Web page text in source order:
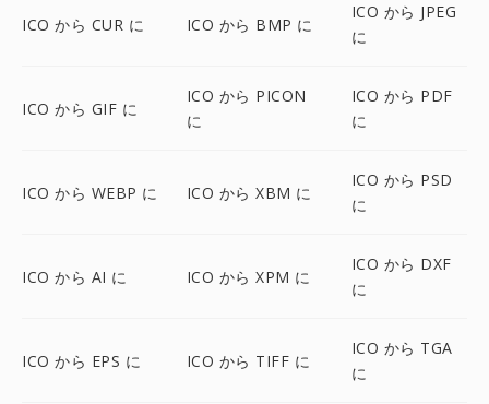
ICO から CUR に ICO から BMP に
ICO から JPEG
に
ICO から GIF に
ICO から PICON
に
ICO から PDF
に
ICO から WEBP に ICO から XBM に
ICO から PSD
に
ICO から AI に ICO から XPM に
ICO から DXF
に
ICO から EPS に ICO から TIFF に
ICO から TGA
に